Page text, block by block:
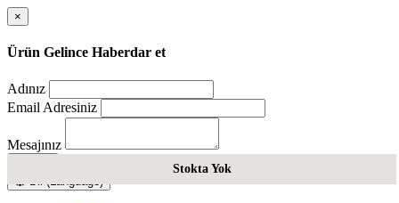
×
Ürün Gelince Haberdar et
Adınız
Email Adresiniz
Mesajınız
Stokta Yok